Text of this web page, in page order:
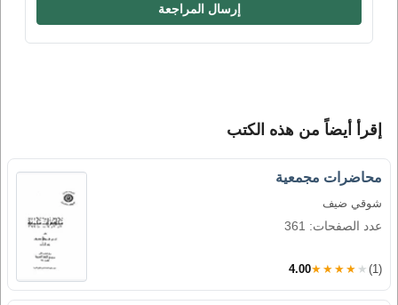
إرسال المراجعة
إقرأ أيضاً من هذه الكتب
محاضرات مجمعية
شوقي ضيف
عدد الصفحات: 361
4.00★★★★★ (1)